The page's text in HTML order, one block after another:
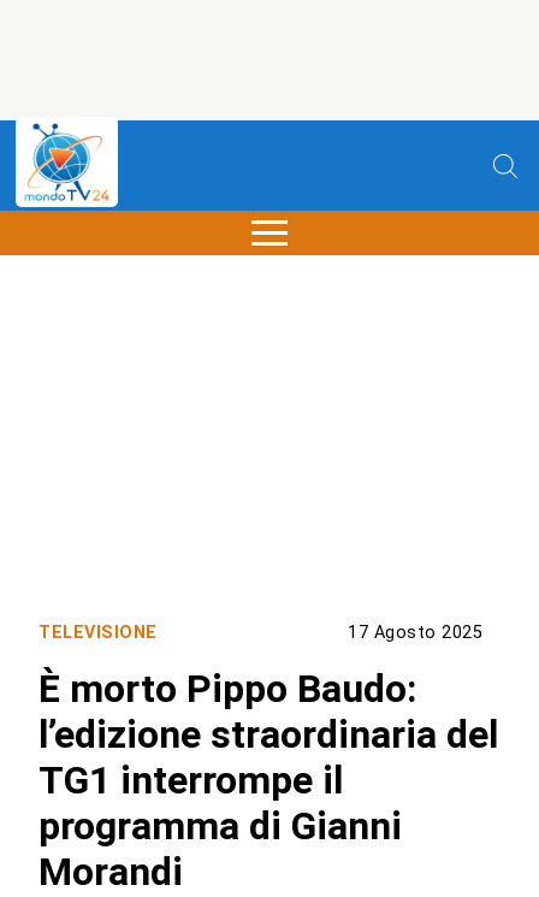
TELEVISIONE 17 Agosto 2025
È morto Pippo Baudo:
l’edizione straordinaria del
TG1 interrompe il
programma di Gianni
Morandi